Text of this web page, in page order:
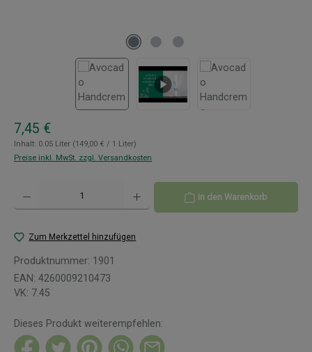
Regulärer Preis:
7,45 €
Inhalt: 0.05 Liter (149,00 € / 1 Liter)
Preise inkl. MwSt. zzgl. Versandkosten
Produkt Anzahl: Gib den gewünschten Wert ein oder benutze die Schaltflächen
In den Warenkorb
Zum Merkzettel hinzufügen
Produktnummer: 1901
EAN: 4260009210473
VK: 7.45
Dieses Produkt weiterempfehlen: